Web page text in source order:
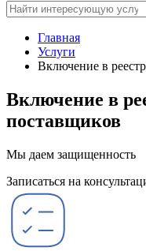
Главная
Услуги
Включение в
Включение в
поставщиков
Мы даем защищенность
Записаться на